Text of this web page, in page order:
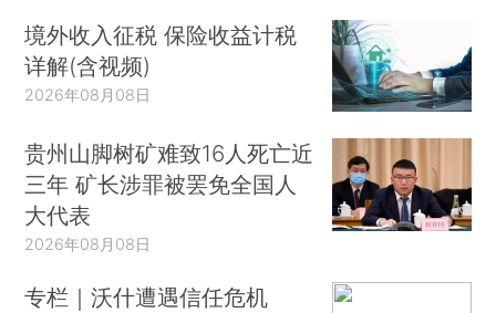
境外收入征税 保险收益计税
详解(含视频)
2026年08月08日
贵州山脚树矿难致16人死亡近
三年 矿长涉罪被罢免全国人
大代表
2026年08月08日
专栏｜沃什遭遇信任危机